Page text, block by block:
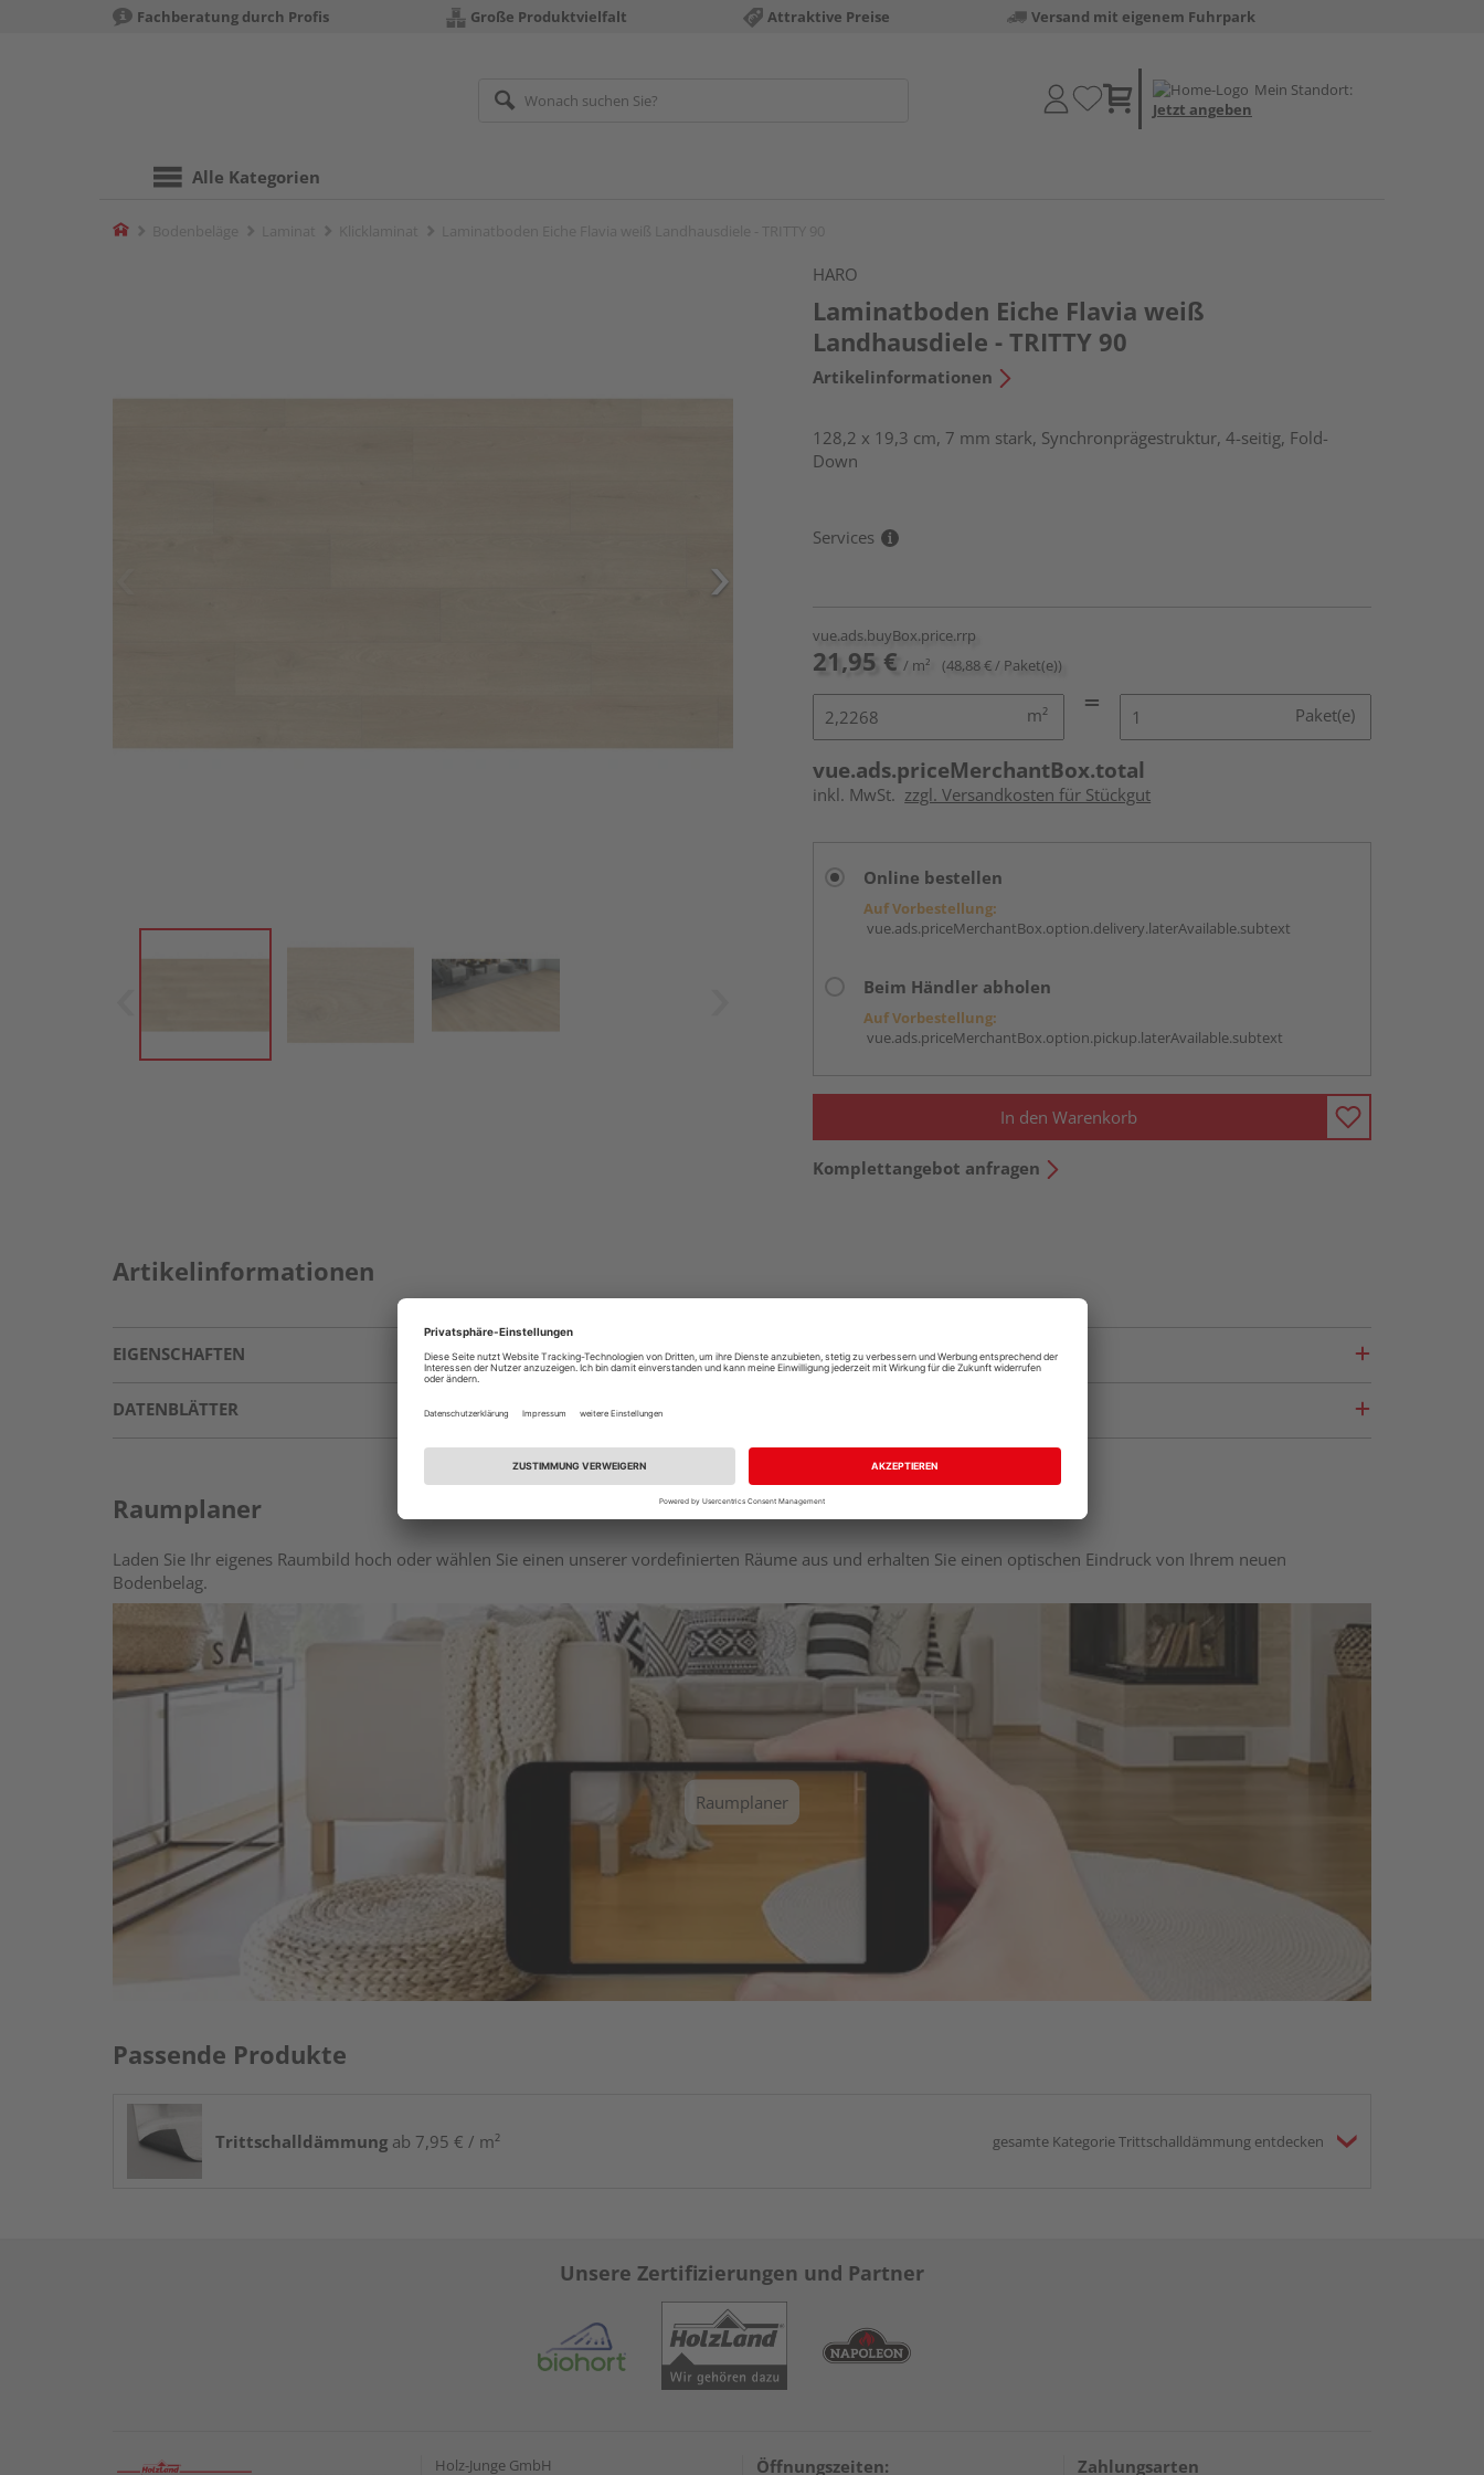
Fachberatung durch Profis Große Produktvielfalt Attraktive Preise Versand mit eigenem Fuhrpark
Mein Standort:
Jetzt angeben
Alle Kategorien
Home
HARO
Laminatboden Eiche Flavia weiß
Landhausdiele - TRITTY 90
Artikelinformationen
128,2 x 19,3 cm, 7 mm stark, Synchronprägestruktur, 4-seitig, Fold-
Down
Services
vue.ads.buyBox.price.rrp
21,95 € / m² (48,88 € / Paket(e))
m² Paket(e)
vue.ads.priceMerchantBox.total
inkl. MwSt. zzgl. Versandkosten für Stückgut
Online bestellen
Auf Vorbestellung:
vue.ads.priceMerchantBox.option.delivery.laterAvailable.subtext
Beim Händler abholen
Auf Vorbestellung:
vue.ads.priceMerchantBox.option.pickup.laterAvailable.subtext
In den Warenkorb
Komplettangebot anfragen
Artikelinformationen
EIGENSCHAFTEN
DATENBLÄTTER
Raumplaner
Laden Sie Ihr eigenes Raumbild hoch oder wählen Sie einen unserer vordefinierten Räume aus und erhalten Sie einen optischen Eindruck von Ihrem neuen
Bodenbelag.
Raumplaner
Passende Produkte
Trittschalldämmung ab 7,95 € / m² gesamte Kategorie Trittschalldämmung entdecken
Unsere Zertifizierungen und Partner
Holz-Junge GmbH
Öffnungszeiten: Zahlungsarten